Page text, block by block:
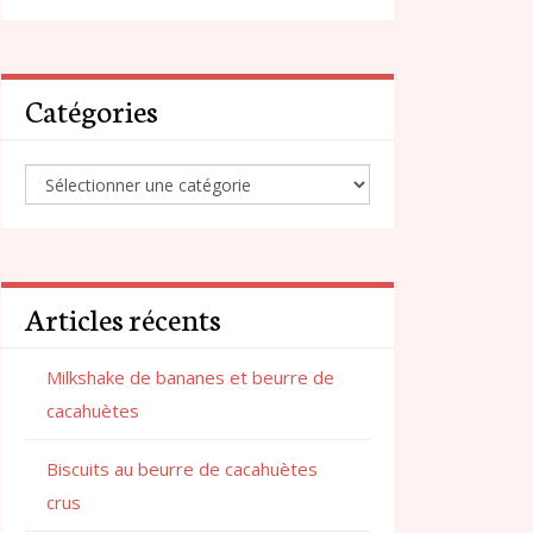
Catégories
Articles récents
Milkshake de bananes et beurre de
cacahuètes
Biscuits au beurre de cacahuètes
crus